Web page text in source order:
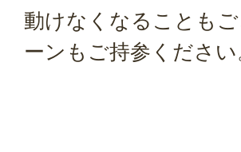
動けなくなることも
ーンもご持参ください